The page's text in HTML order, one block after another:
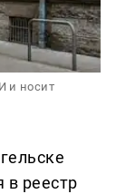
и носит
в реестр